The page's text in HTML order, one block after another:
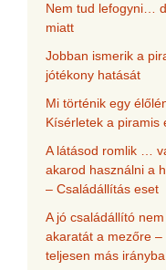
Nem tud lefogyni…
miatt
Jobban ismerik a
jótékony hatását
Mi történik egy
Kísérletek a piramis
A látásod romlik …
akarod használni a
– Családállítás eset
A jó családállító
akaratát a mezőre
teljesen más